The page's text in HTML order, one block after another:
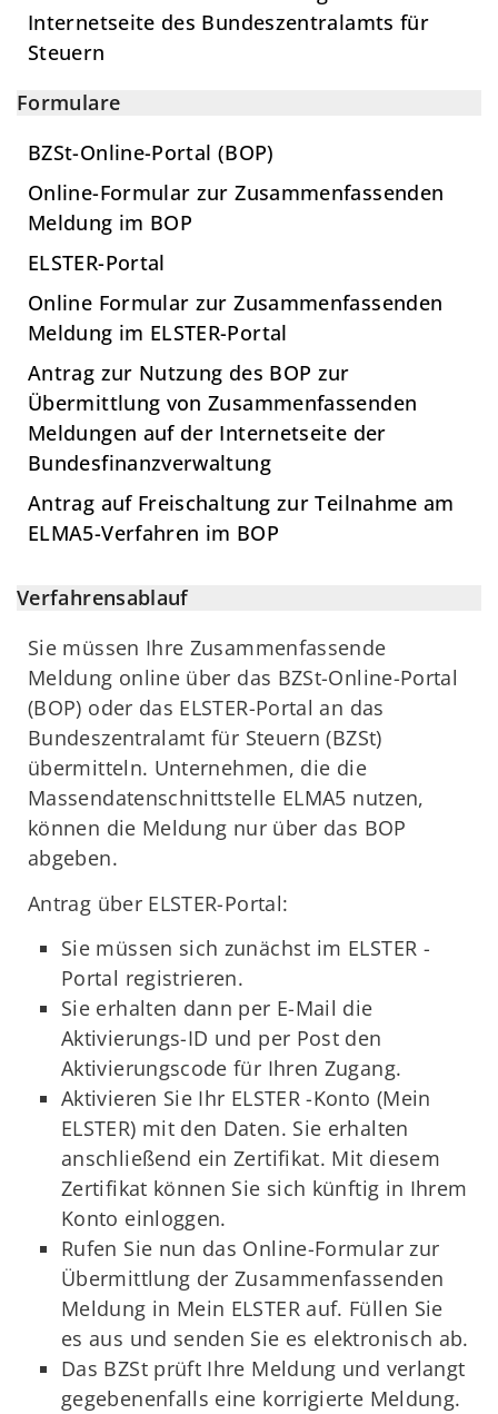
Internetseite des Bundeszentralamts für
Steuern
Formulare
BZSt-Online-Portal (BOP)
Online-Formular zur Zusammenfassenden
Meldung im BOP
ELSTER-Portal
Online Formular zur Zusammenfassenden
Meldung im ELSTER-Portal
Antrag zur Nutzung des BOP zur
Übermittlung von Zusammenfassenden
Meldungen auf der Internetseite der
Bundesfinanzverwaltung
Antrag auf Freischaltung zur Teilnahme am
ELMA5-Verfahren im BOP
Verfahrensablauf
Sie müssen Ihre Zusammenfassende
Meldung online über das BZSt-Online-Portal
(BOP) oder das ELSTER-Portal an das
Bundeszentralamt für Steuern (BZSt)
übermitteln. Unternehmen, die die
Massendatenschnittstelle ELMA5 nutzen,
können die Meldung nur über das BOP
abgeben.
Antrag über ELSTER-Portal:
Sie müssen sich zunächst im ELSTER -
Portal registrieren.
Sie erhalten dann per E-Mail die
Aktivierungs-ID und per Post den
Aktivierungscode für Ihren Zugang.
Aktivieren Sie Ihr ELSTER -Konto (Mein
ELSTER) mit den Daten. Sie erhalten
anschließend ein Zertifikat. Mit diesem
Zertifikat können Sie sich künftig in Ihrem
Konto einloggen.
Rufen Sie nun das Online-Formular zur
Übermittlung der Zusammenfassenden
Meldung in Mein ELSTER auf. Füllen Sie
es aus und senden Sie es elektronisch ab.
Das BZSt prüft Ihre Meldung und verlangt
gegebenenfalls eine korrigierte Meldung.